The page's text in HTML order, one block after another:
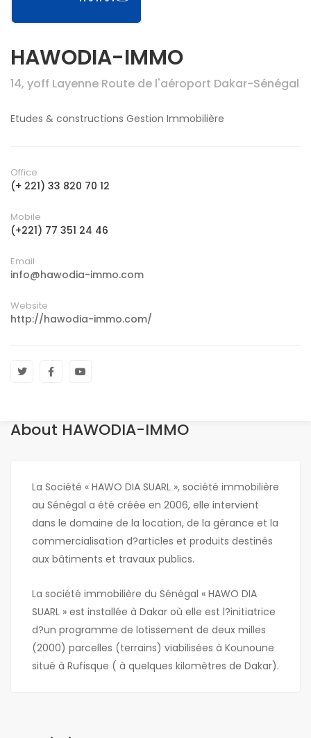
HAWODIA-IMMO
14, yoff Layenne Route de l'aéroport Dakar-Sénégal
Etudes & constructions Gestion Immobilière
Office
(+ 221) 33 820 70 12
Mobile
(+221) 77 351 24 46
Email
info@hawodia-immo.com
Website
http://hawodia-immo.com/
About HAWODIA-IMMO
La Société « HAWO DIA SUARL », société immobilière
au Sénégal a été créée en 2006, elle intervient
dans le domaine de la location, de la gérance et la
commercialisation d?articles et produits destinés
aux bâtiments et travaux publics.
La société immobilière du Sénégal « HAWO DIA
SUARL » est installée à Dakar où elle est l?initiatrice
d?un programme de lotissement de deux milles
(2000) parcelles (terrains) viabilisées à Kounoune
situé à Rufisque ( à quelques kilomètres de Dakar).